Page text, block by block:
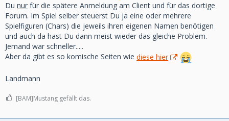
Du nur für die spätere Anmeldung am Client und für das dortige
Forum. Im Spiel selber steuerst Du ja eine oder mehrere
Spielfiguren (Chars) die jeweils ihren eigenen Namen benötigen
und auch da hast Du dann meist wieder das gleiche Problem.
Jemand war schneller.....
Aber da gibt es so komische Seiten wie diese hier
Landmann
[BAM]Mustang gefällt das.